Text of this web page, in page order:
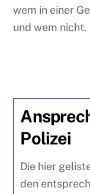
wem in einer
und wem nicht.
Polizei
Die hier
den